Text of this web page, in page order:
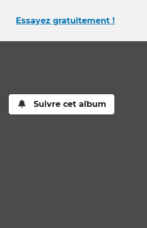
Essayez gratuitement !
Suivre cet album